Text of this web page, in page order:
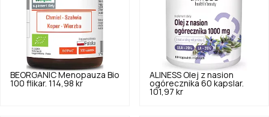
BEORGANIC Menopauza Bio
100 flikar. 114,98 kr
ALINESS Olej z nasion
ogórecznika 60 kapslar.
101,97 kr